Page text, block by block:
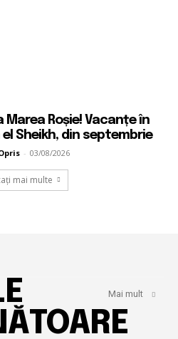
Marea Roșie! Vacanțe în
Sheikh, din septembrie
- 03/08/2026
mai multe
Mai mult